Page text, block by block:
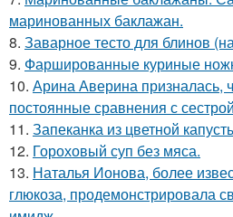
маринованных баклажан.
8. Заварное тесто для блинов
9. Фаршированные куриные
10. Арина Аверина призналась,
постоянные сравнения с
11. Запеканка из цветной
12. Гороховый суп без мяса.
13. Наталья Ионова, более
глюкоза, продемонстрировала